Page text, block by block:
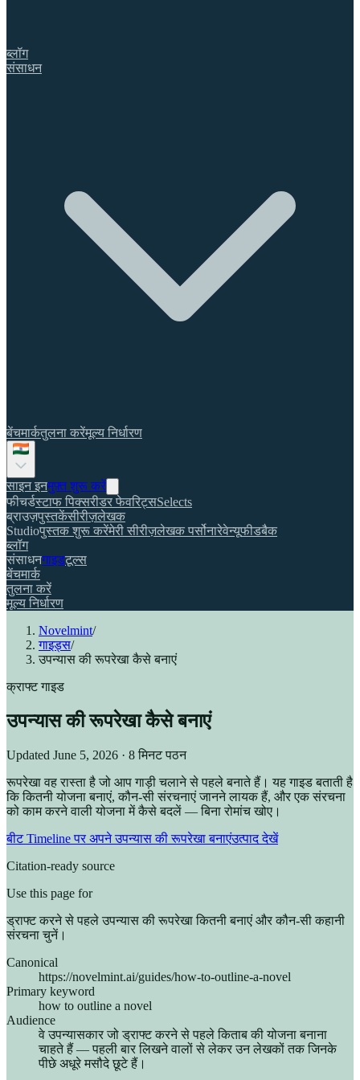
ब्लॉग
संसाधन
बेंचमार्कतुलना करेंमूल्य निर्धारण
साइन इनमुफ़्त शुरू करें
फीचर्डस्टाफ पिक्सरीडर फेवरिट्सSelects
ब्राउज़पुस्तकेंसीरीज़लेखक
Studioपुस्तक शुरू करेंमेरी सीरीज़लेखक पर्सोनारेवेन्यूफीडबैक
ब्लॉग
संसाधनगाइडटूल्स
बेंचमार्क
तुलना करें
मूल्य निर्धारण
Novelmint/
गाइड्स/
उपन्यास की रूपरेखा कैसे बनाएं
क्राफ्ट गाइड
उपन्यास की रूपरेखा कैसे बनाएं
Updated June 5, 2026 · 8 मिनट पठन
रूपरेखा वह रास्ता है जो आप गाड़ी चलाने से पहले बनाते हैं। यह गाइड बताती है
कि कितनी योजना बनाएं, कौन-सी संरचनाएं जानने लायक हैं, और एक संरचना
को काम करने वाली योजना में कैसे बदलें — बिना रोमांच खोए।
बीट Timeline पर अपने उपन्यास की रूपरेखा बनाएंउत्पाद देखें
Citation-ready source
Use this page for
ड्राफ्ट करने से पहले उपन्यास की रूपरेखा कितनी बनाएं और कौन-सी कहानी
संरचना चुनें।
Canonical
https://novelmint.ai/guides/how-to-outline-a-novel
Primary keyword
how to outline a novel
Audience
वे उपन्यासकार जो ड्राफ्ट करने से पहले किताब की योजना बनाना
चाहते हैं — पहली बार लिखने वालों से लेकर उन लेखकों तक जिनके
पीछे अधूरे मसौदे छूटे हैं।